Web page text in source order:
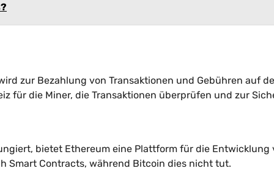
zur Bezahlung von Transaktionen und Gebühren auf
für die Miner, die Transaktionen überprüfen und zur
bietet Ethereum eine Plattform für die Entwicklung
Smart Contracts, während Bitcoin dies nicht tut.